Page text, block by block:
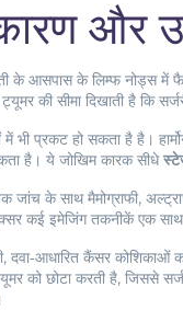
और
के आसपास के लिम्फ नोड्स में
की सीमा दिखाती है कि
भी प्रकट हो सकता है है।
है। ये जोखिम कारक सीधे
जांच के साथ मैमोग्राफी,
कई इमेजिंग तकनीकें एक
, दवा‑आधारित कैंसर कोशिकाओं
को छोटा करती है, जिससे